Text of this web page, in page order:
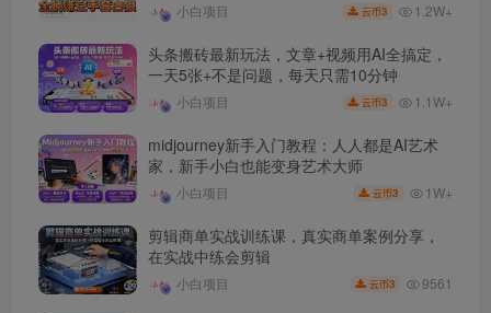
小白项目 云币3 1.2W+
头条搬砖最新玩法，文章+视频用AI全搞定，
一天5张+不是问题，每天只需10分钟
小白项目 云币3 1.1W+
midjourney新手入门教程：人人都是AI艺术
家，新手小白也能变身艺术大师
小白项目 云币3 1W+
剪辑商单实战训练课，真实商单案例分享，
在实战中练会剪辑
小白项目 云币3 9561